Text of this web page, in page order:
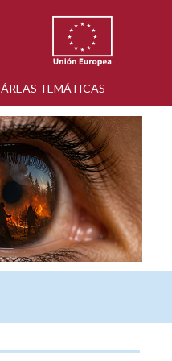
ÁREAS TEMÁTICAS